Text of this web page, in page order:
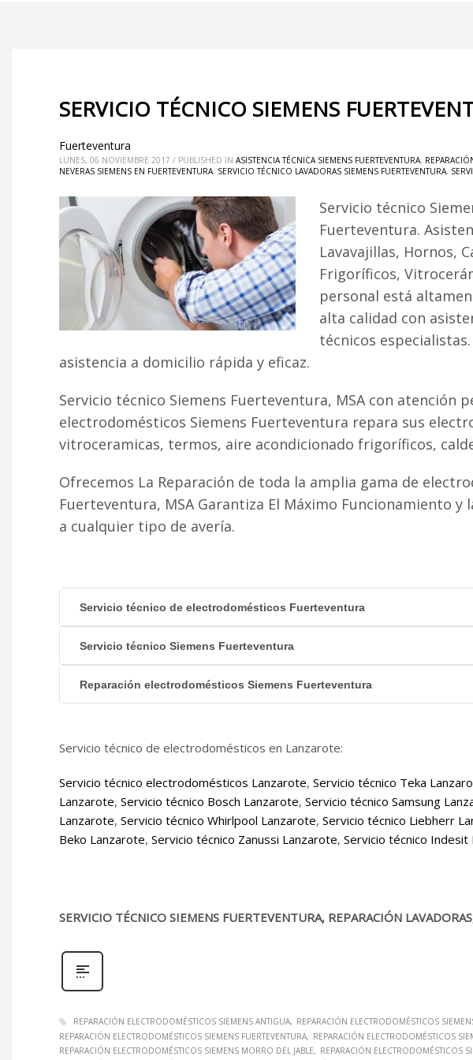
SERVICIO TÉCNICO SIEMENS
Fuerteventura
LUNES, 06 NOVIEMBRE 2017 / PUBLISHED IN ASISTENCIA TÉCNICA SIEMENS FUERTEVENTURA,
NEVERAS SIEMENS EN FUERTEVENTURA, SERVICIO TÉCNICO LAVADORAS SIEMENS FUERTEVENTURA,
Servicio técnico
Fuerteventura.
Lavavajillas, Hornos,
Frigoríficos,
personal está
alta calidad con
técnicos
asistencia a domicilio rápida y eficaz.
Servicio técnico Siemens Fuerteventura, MSA con atención
electrodomésticos Siemens Fuerteventura repara sus
vitroceramicas, termos, aire acondicionado frigoríficos,
Ofrecemos La Reparación de toda la amplia gama de
Fuerteventura, MSA Garantiza El Máximo Funcionamiento
a cualquier tipo de avería.
Servicio técnico de electrodomésticos Fuerteventura
Servicio técnico Siemens Fuerteventura
Reparación electrodomésticos Siemens Fuerteventura
Servicio técnico de electrodomésticos en Lanzarote:
Servicio técnico electrodomésticos Lanzarote, Servicio técnico Teka
Lanzarote, Servicio técnico Bosch Lanzarote, Servicio técnico Samsung
Lanzarote, Servicio técnico Whirlpool Lanzarote, Servicio técnico Liebherr
Beko Lanzarote, Servicio técnico Zanussi Lanzarote, Servicio técnico Indesit
SERVICIO TÉCNICO SIEMENS FUERTEVENTURA, REPARACIÓN
REPARACIÓN ELECTRODOMÉSTICOS SIEMENS ANTIGUA REPARACIÓN ELECTRODOMÉSTICOS
REPARACIÓN ELECTRODOMÉSTICOS SIEMENS FUERTEVENTURA
REPARACIÓN ELECTRODOMÉSTICOS
REPARACIÓN ELECTRODOMÉSTICOS SIEMENS MORRO DEL JABLE
REPARACIÓN ELECTRODOMÉSTICOS